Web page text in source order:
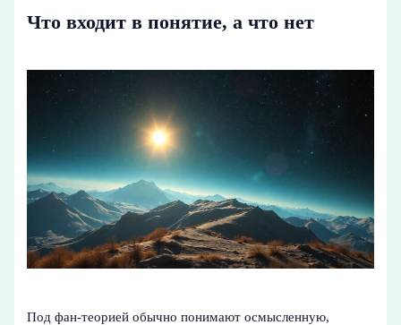
Что входит в понятие, а что нет
Под фан-теорией обычно понимают осмысленную,